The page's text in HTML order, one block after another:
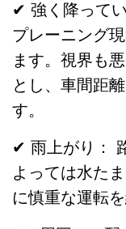
✔ 強く降って
プレーニング
ます。視界も
とし、車間距
す。
✔ 雨上がり：
よっては水た
に慎重な運転